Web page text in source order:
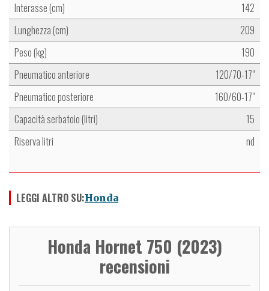
Interasse (cm)
142
Lunghezza (cm)
209
Peso (kg)
190
Pneumatico anteriore
120/70-17"
Pneumatico posteriore
160/60-17"
Capacità serbatoio (litri)
15
Riserva litri
nd
LEGGI ALTRO SU:Honda
Honda Hornet 750 (2023)
recensioni